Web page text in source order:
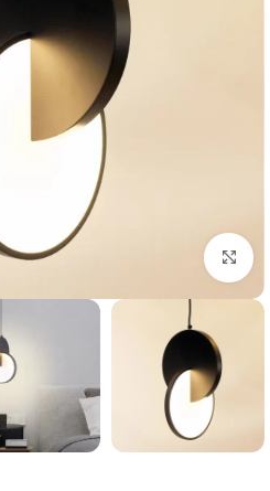
بزرگنمایی تصویر